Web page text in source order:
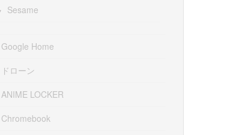
Sesame
Google Home
ドローン
ANIME LOCKER
Chromebook